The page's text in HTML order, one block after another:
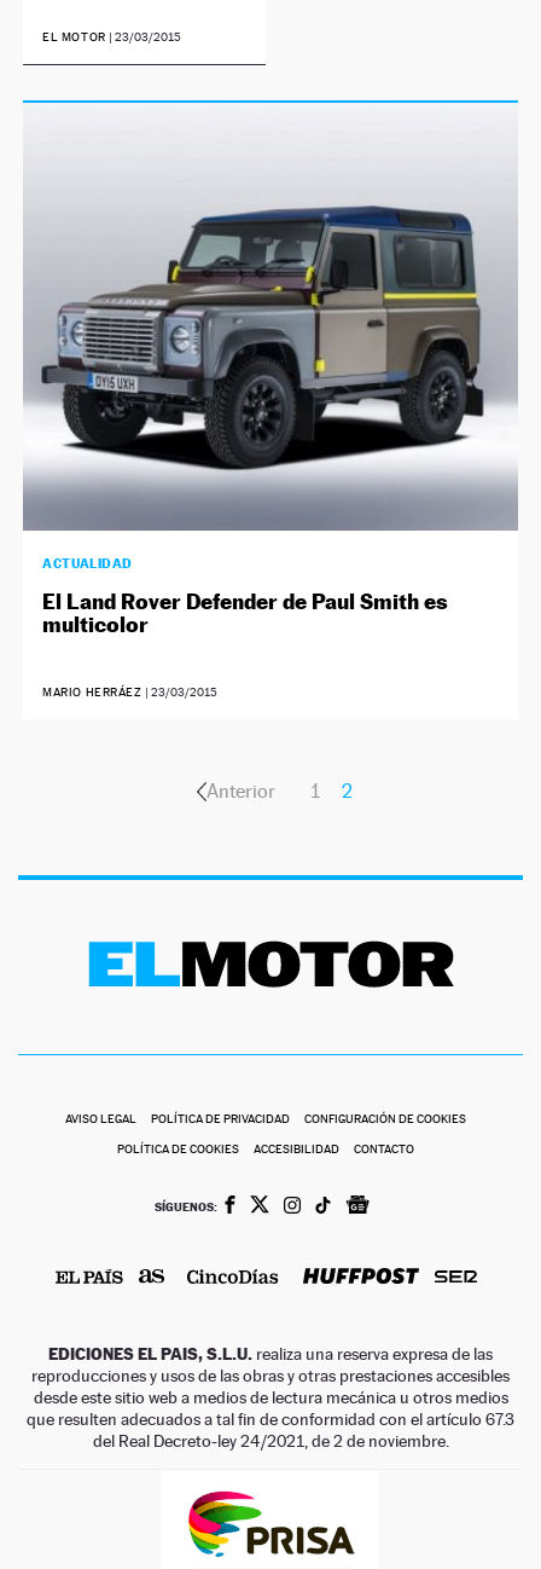
EL MOTOR | 23/03/2015
ACTUALIDAD
El Land Rover Defender de Paul Smith es
multicolor
MARIO HERRÁEZ | 23/03/2015
Anterior 1 2
AVISO LEGAL POLÍTICA DE PRIVACIDAD CONFIGURACIÓN DE COOKIES
POLÍTICA DE COOKIES ACCESIBILIDAD CONTACTO
SÍGUENOS:
EDICIONES EL PAIS, S.L.U. realiza una reserva expresa de las
reproducciones y usos de las obras y otras prestaciones accesibles
desde este sitio web a medios de lectura mecánica u otros medios
que resulten adecuados a tal fin de conformidad con el artículo 67.3
del Real Decreto-ley 24/2021, de 2 de noviembre.